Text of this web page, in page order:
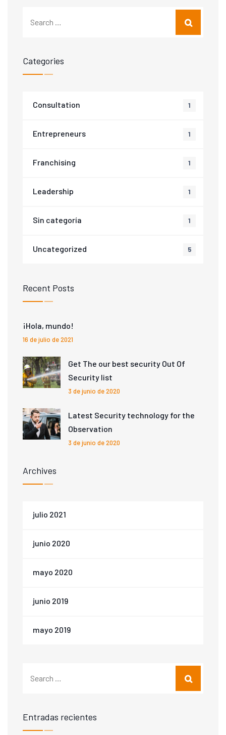
Categories
Consultation 1
Entrepreneurs 1
Franchising 1
Leadership 1
Sin categoría 1
Uncategorized 5
Recent Posts
¡Hola, mundo!
16 de julio de 2021
Get The our best security Out Of
Security list
3 de junio de 2020
Latest Security technology for the
Observation
3 de junio de 2020
Archives
julio 2021
junio 2020
mayo 2020
junio 2019
mayo 2019
Entradas recientes